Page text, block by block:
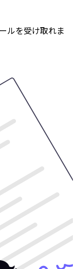
ルを受け取れま